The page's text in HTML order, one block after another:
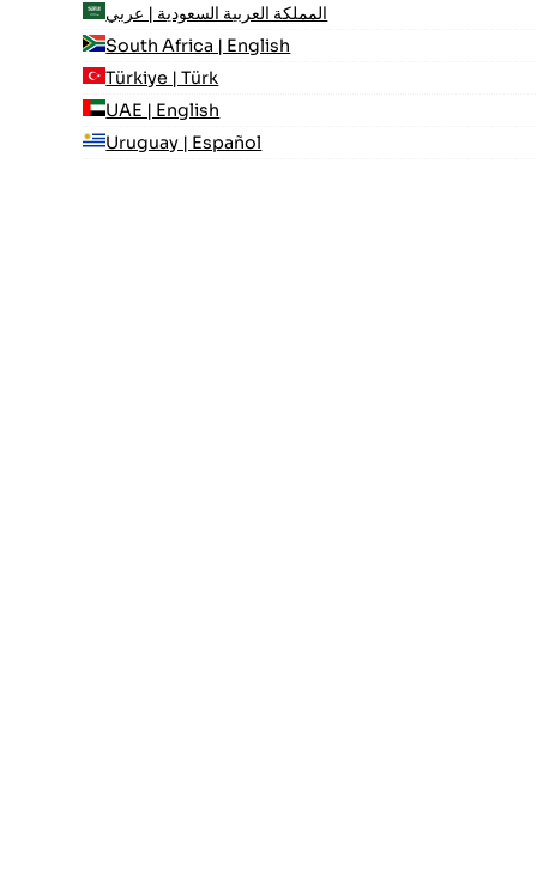
المملكة العربية السعودية | عربي
South Africa | English
Türkiye | Türk
UAE | English
Uruguay | Español